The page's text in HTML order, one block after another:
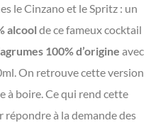
le Cinzano et le Spritz : un
alcool de ce fameux cocktail
100% d’origine avec
On retrouve cette version
à boire. Ce qui rend cette
répondre à la demande des